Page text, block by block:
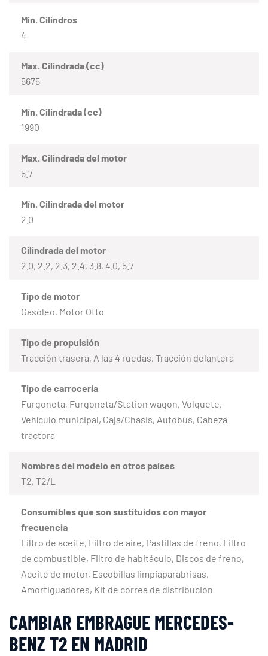
Mín. Cilindros
4
Max. Cilindrada (cc)
5675
Mín. Cilindrada (cc)
1990
Max. Cilindrada del motor
5.7
Mín. Cilindrada del motor
2.0
Cilindrada del motor
2.0, 2.2, 2.3, 2.4, 3.8, 4.0, 5.7
Tipo de motor
Gasóleo, Motor Otto
Tipo de propulsión
Tracción trasera, A las 4 ruedas, Tracción delantera
Tipo de carrocería
Furgoneta, Furgoneta/Station wagon, Volquete,
Vehículo municipal, Caja/Chasis, Autobús, Cabeza
tractora
Nombres del modelo en otros países
T2, T2/L
Consumibles que son sustituidos con mayor
frecuencia
Filtro de aceite, Filtro de aire, Pastillas de freno, Filtro
de combustible, Filtro de habitáculo, Discos de freno,
Aceite de motor, Escobillas limpiaparabrisas,
Amortiguadores, Kit de correa de distribución
CAMBIAR EMBRAGUE MERCEDES-
BENZ T2 EN MADRID